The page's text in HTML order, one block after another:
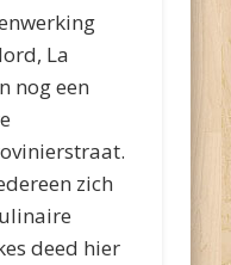
La
nog een
zich
deed hier